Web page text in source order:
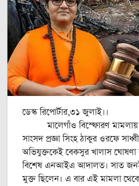
ডেস্ক রিপোর্টার,৩১ জুলাই।।
মালেগাঁও বিস্ফোরণ মামলায়
সাংসদ প্রজ্ঞা সিংহ ঠাকুর ওরফে
অভিযুক্তকেই বেকসুর খালাস
বিশেষ এনআইএ আদালত। সাত
মুক্ত ছিলেন। এ বার এই মামলা